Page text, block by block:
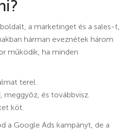
a marketinget és a sales-t,
hárman eveznétek három
működik, ha minden
terel.
meggyőz, és továbbvisz.
köt.
a Google Ads kampányt, de a